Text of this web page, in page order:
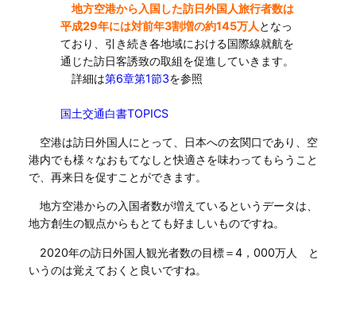
地方空港から入国した訪日外国人旅行者数は
平成29年には対前年3割増の約145万人 となっ
ており、引き続き各地域における国際線就航を
通じた訪日客誘致の取組を促進していきます。
詳細は第6章第1節3を参照
国土交通白書TOPICS
空港は訪日外国人にとって、日本への玄関口であり、空
港内でも様々なおもてなしと快適さを味わってもらうこと
で、再来日を促すことができます。
地方空港からの入国者数が増えているというデータは、
地方創生の観点からもとても好ましいものですね。
2020年の訪日外国人観光者数の目標＝4，000万人 と
いうのは覚えておくと良いですね。